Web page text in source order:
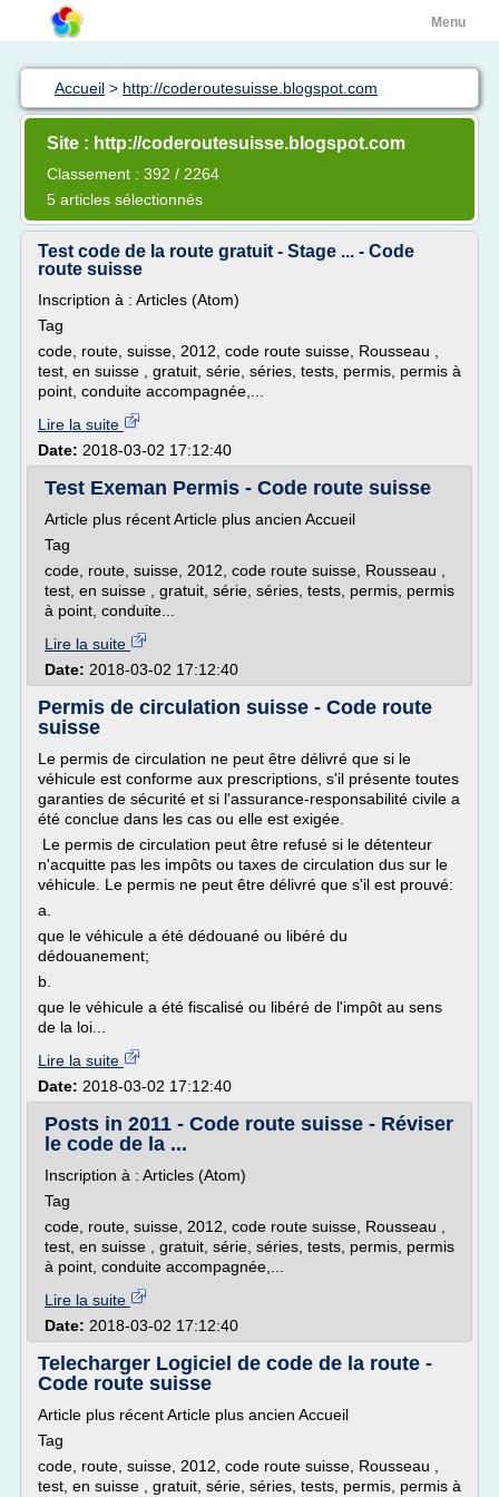
Menu
Accueil > http://coderoutesuisse.blogspot.com
Site : http://coderoutesuisse.blogspot.com
Classement : 392 / 2264
5 articles sélectionnés
Test code de la route gratuit - Stage ... - Code
route suisse
Inscription à : Articles (Atom)
Tag
code, route, suisse, 2012, code route suisse, Rousseau ,
test, en suisse , gratuit, série, séries, tests, permis, permis à
point, conduite accompagnée,...
Lire la suite
Date: 2018-03-02 17:12:40
Test Exeman Permis - Code route suisse
Article plus récent Article plus ancien Accueil
Tag
code, route, suisse, 2012, code route suisse, Rousseau ,
test, en suisse , gratuit, série, séries, tests, permis, permis
à point, conduite...
Lire la suite
Date: 2018-03-02 17:12:40
Permis de circulation suisse - Code route
suisse
Le permis de circulation ne peut être délivré que si le
véhicule est conforme aux prescriptions, s'il présente toutes
garanties de sécurité et si l'assurance-responsabilité civile a
été conclue dans les cas ou elle est exigée.
Le permis de circulation peut être refusé si le détenteur
n'acquitte pas les impôts ou taxes de circulation dus sur le
véhicule. Le permis ne peut être délivré que s'il est prouvé:
a.
que le véhicule a été dédouané ou libéré du
dédouanement;
b.
que le véhicule a été fiscalisé ou libéré de l'impôt au sens
de la loi...
Lire la suite
Date: 2018-03-02 17:12:40
Posts in 2011 - Code route suisse - Réviser
le code de la ...
Inscription à : Articles (Atom)
Tag
code, route, suisse, 2012, code route suisse, Rousseau ,
test, en suisse , gratuit, série, séries, tests, permis, permis
à point, conduite accompagnée,...
Lire la suite
Date: 2018-03-02 17:12:40
Telecharger Logiciel de code de la route -
Code route suisse
Article plus récent Article plus ancien Accueil
Tag
code, route, suisse, 2012, code route suisse, Rousseau ,
test, en suisse , gratuit, série, séries, tests, permis, permis à